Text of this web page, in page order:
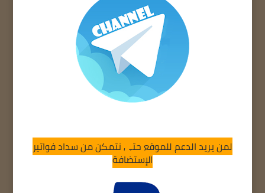
لمن يريد الدعم للموقع حتى نتمكن من سداد فواتير
الإستضافة